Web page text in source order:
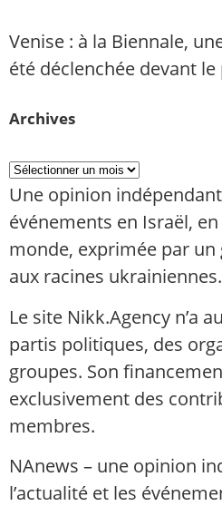
Venise : à la Biennale,
été déclenchée devant
Archives
Une opinion
événements en Israël,
monde, exprimée par un
aux racines ukrainiennes.
Le site Nikk.Agency n’a
partis politiques, des
groupes. Son
exclusivement des
membres.
NAnews – une opinion
l’actualité et les